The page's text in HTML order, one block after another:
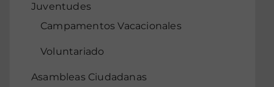
Juventudes
Campamentos Vacacionales
Voluntariado
Asambleas Ciudadanas